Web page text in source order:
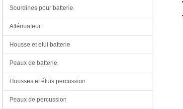
Sourdines pour batterie
Atténuateur
Housse et etui batterie
Peaux de batterie
Housses et étuis percussion
Peaux de percussion